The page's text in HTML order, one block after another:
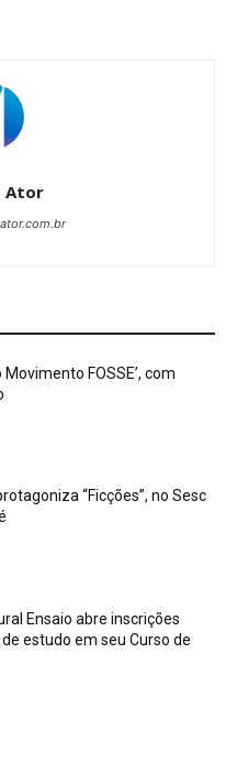
Ator
Movimento FOSSE’, com
“Ficções”, no Sesc
Ensaio abre inscrições
estudo em seu Curso de